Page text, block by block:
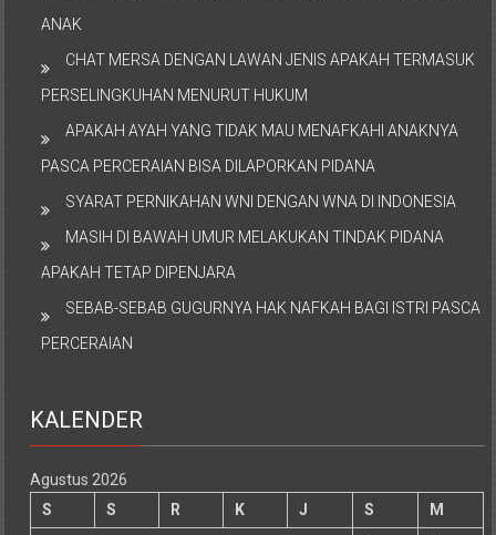
ANAK
CHAT MERSA DENGAN LAWAN JENIS APAKAH TERMASUK
PERSELINGKUHAN MENURUT HUKUM
APAKAH AYAH YANG TIDAK MAU MENAFKAHI ANAKNYA
PASCA PERCERAIAN BISA DILAPORKAN PIDANA
SYARAT PERNIKAHAN WNI DENGAN WNA DI INDONESIA
MASIH DI BAWAH UMUR MELAKUKAN TINDAK PIDANA
APAKAH TETAP DIPENJARA
SEBAB-SEBAB GUGURNYA HAK NAFKAH BAGI ISTRI PASCA
PERCERAIAN
KALENDER
Agustus 2026
S
S R K J S
M